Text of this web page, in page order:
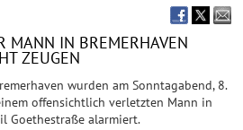
MANN IN BREMERHAVEN
ZEUGEN
wurden am Sonntagabend, 8.
offensichtlich verletzten Mann in
Goethestraße alarmiert.